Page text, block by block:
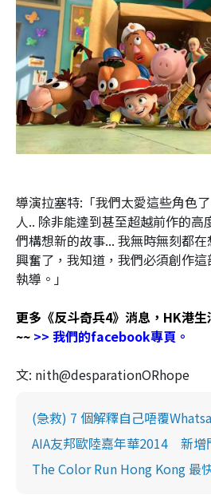
導演拉塞特: 「我們太愛這些角色
人.. 除非能達到甚至超越前作的
們構想新的故事... 我無時無刻都
興奮了，我知道，我們必須創作
執導。」
更多《反斗奇兵4》消息，HK港
~~ >> 我們的facebook專頁 。
文: nith@desparationORhope
(急救) 7 個解釋自己唔覆
AIA友邦歐陸嘉年華2014 新增
The Color Run Hong Kong 最